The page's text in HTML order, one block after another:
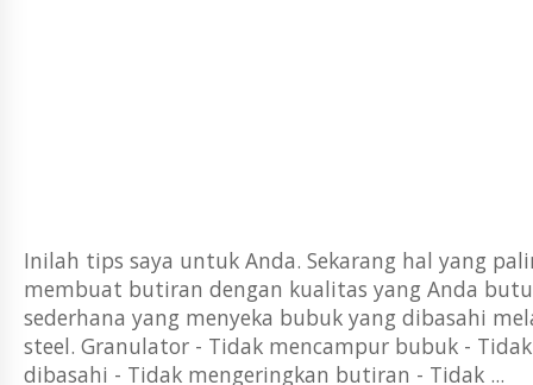
Inilah tips saya untuk Anda. Sekarang hal yang
membuat butiran dengan kualitas yang Anda
sederhana yang menyeka bubuk yang dibasahi
steel. Granulator - Tidak mencampur bubuk -
dibasahi - Tidak mengeringkan butiran - Tidak ...